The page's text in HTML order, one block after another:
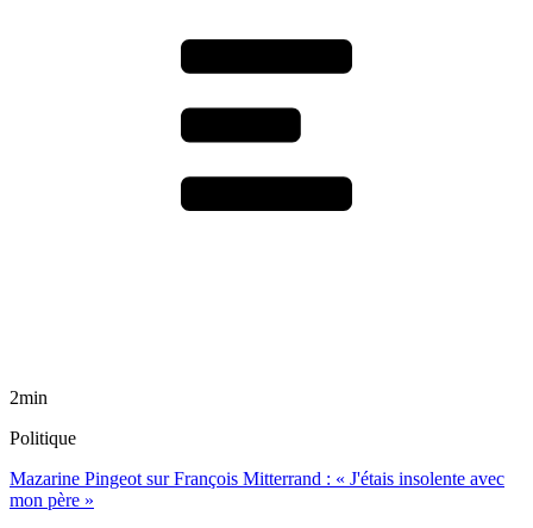
2min
Politique
Mazarine Pingeot sur François Mitterrand : « J'étais insolente avec
mon père »